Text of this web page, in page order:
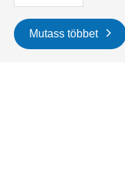
Mutass többet